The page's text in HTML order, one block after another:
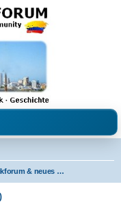
in Kolumbien und Venezuela.
Musikforum & neues aus dem Showgeschäft